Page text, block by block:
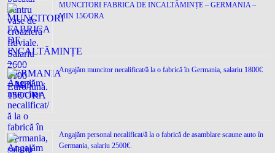
MUNCITORI FABRICA DE INCALTĂMINȚE – GERMANIA –
MIN 15€/ORA
Angajăm muncitor necalificat/ă la o fabrică în Germania, salariu 1800€
Angajăm personal necalificat/ă la o fabrică de asamblare scaune auto în
Germania, salariu 2500€.